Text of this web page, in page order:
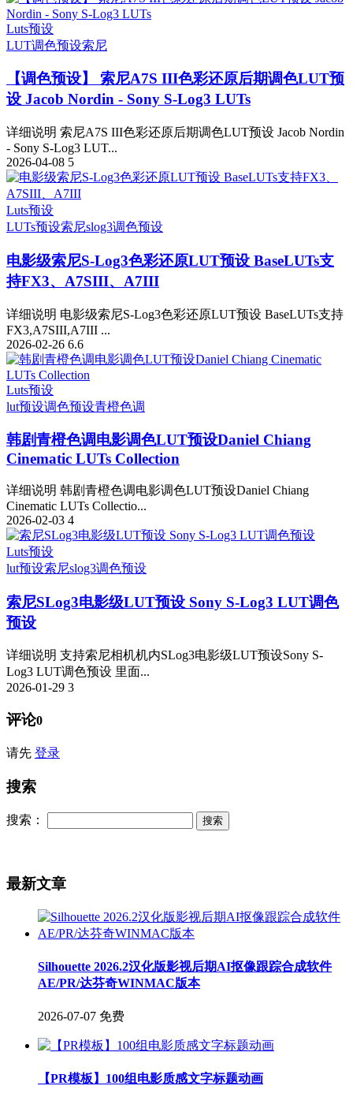
Luts预设
LUT调色预设索尼
【调色预设】 索尼A7S III色彩还原后期调色LUT预
设 Jacob Nordin - Sony S-Log3 LUTs
详细说明 索尼A7S III色彩还原后期调色LUT预设 Jacob Nordin
- Sony S-Log3 LUT...
2026-04-08 5
Luts预设
LUTs预设索尼slog3调色预设
电影级索尼S-Log3色彩还原LUT预设 BaseLUTs支
持FX3、A7SIII、A7III
详细说明 电影级索尼S-Log3色彩还原LUT预设 BaseLUTs支持
FX3,A7SIII,A7III ...
2026-02-26 6.6
Luts预设
lut预设调色预设青橙色调
韩剧青橙色调电影调色LUT预设Daniel Chiang
Cinematic LUTs Collection
详细说明 韩剧青橙色调电影调色LUT预设Daniel Chiang
Cinematic LUTs Collectio...
2026-02-03 4
Luts预设
lut预设索尼slog3调色预设
索尼SLog3电影级LUT预设 Sony S-Log3 LUT调色
预设
详细说明 支持索尼相机机内SLog3电影级LUT预设Sony S-
Log3 LUT调色预设 里面...
2026-01-29 3
评论0
请先 登录
搜索
搜索：
最新文章
Silhouette 2026.2汉化版影视后期AI抠像跟踪合成软件
AE/PR/达芬奇WINMAC版本
2026-07-07 免费
【PR模板】100组电影质感文字标题动画